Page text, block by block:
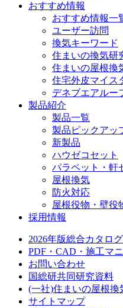
おすすめ情報
おすすめ情報一
ユーザー訪問
換気キーワード
住まいの換気研
住まいの屋根換
住宅外皮マイス
デネブエアルー
製品紹介
製品一覧
製品ピックアッ
新製品
ハウゼコセット
パラペット・軒
屋根換気
防火対応
屋根役物・壁役
採用情報
2026年版総合カタログ
PDF・CAD・施工マ
お問い合わせ
国総研共同研究資料
(一社)住まいの屋根換
サイトマップ